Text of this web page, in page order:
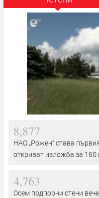
8,877
НАО „Рожен“ става
откриват изложба за 150
4,763
Осем подпорни стени